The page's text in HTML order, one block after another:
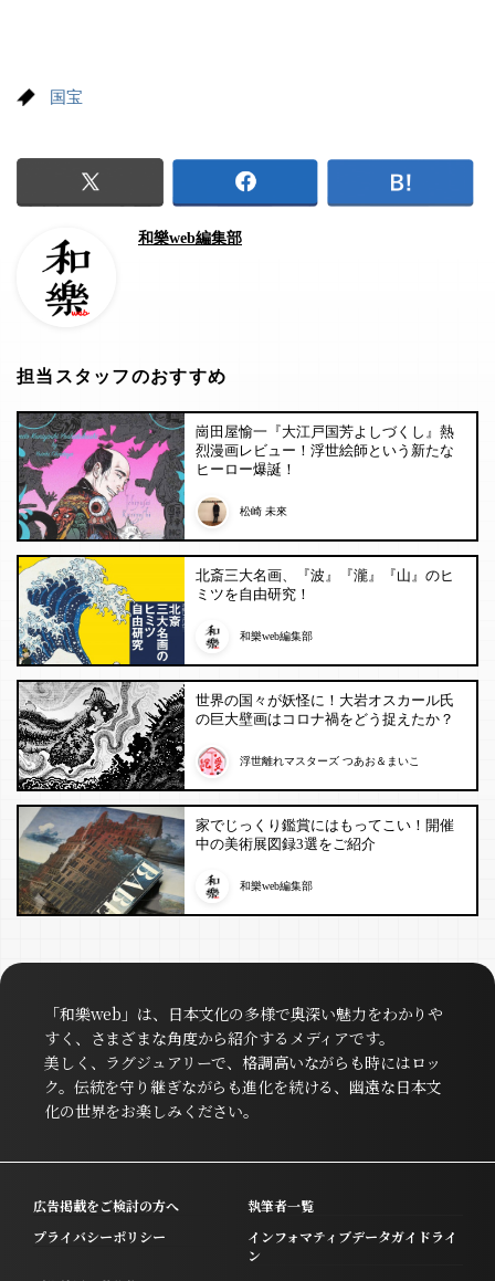
国宝
和樂web編集部
担当スタッフのおすすめ
崗田屋愉一『大江戸国芳よしづくし』熱
烈漫画レビュー！浮世絵師という新たな
ヒーロー爆誕！
松崎 未來
北斎三大名画、『波』『瀧』『山』のヒ
ミツを自由研究！
和樂web編集部
世界の国々が妖怪に！大岩オスカール氏
の巨大壁画はコロナ禍をどう捉えたか？
浮世離れマスターズ つあお＆まいこ
家でじっくり鑑賞にはもってこい！開催
中の美術展図録3選をご紹介
和樂web編集部
「和樂web」は、日本文化の多様で奥深い魅力をわかりや
すく、さまざまな角度から紹介するメディアです。
美しく、ラグジュアリーで、格調高いながらも時にはロッ
ク。伝統を守り継ぎながらも進化を続ける、幽遠な日本文
化の世界をお楽しみください。
広告掲載をご検討の方へ
執筆者一覧
プライバシーポリシー
インフォマティブデータガイドライ
ン